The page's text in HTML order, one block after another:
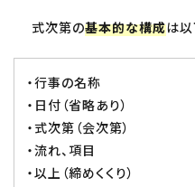
式次第の基本的な構成は以
・行事の名称
・日付（省略あり）
・式次第（会次第）
・流れ、項目
・以上（締めくくり）